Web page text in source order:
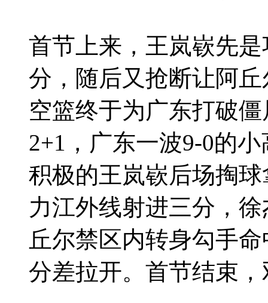
首节上来，王岚嵚先
分，随后又抢断让阿
空篮终于为广东打破
2+1，广东一波9-0的
积极的王岚嵚后场掏
力江外线射进三分，
丘尔禁区内转身勾手
分差拉开。首节结束